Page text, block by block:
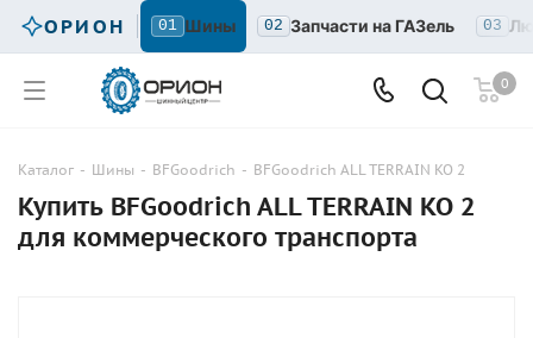
ОРИОН 01 Шины 02 Запчасти на ГАЗель 03
0
Каталог - Шины - BFGoodrich - BFGoodrich ALL TERRAIN KO 2
Купить BFGoodrich ALL TERRAIN KO 2
для коммерческого транспорта